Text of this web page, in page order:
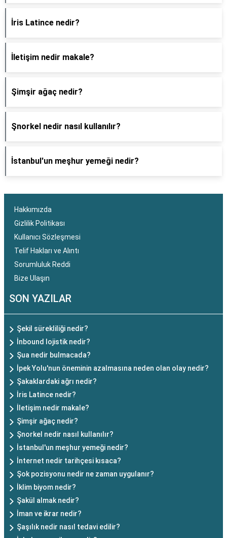
İris Latince nedir?
İletişim nedir makale?
Şimşir ağaç nedir?
Şnorkel nedir nasıl kullanılır?
İstanbul'un meşhur yemeği nedir?
Hakkımızda
Gizlilik Politikası
Kullanıcı Sözleşmesi
Telif Hakları ve Alıntı
Sorumluluk Reddi
Bize Ulaşın
SON YAZILAR
Şekil sürekliliği nedir?
İnbound lojistik nedir?
Şua nedir bulmacada?
İpek Yolu'nun öneminin azalmasına neden olan olay nedir?
Şakaklardaki ağrı nedir?
İris Latince nedir?
İletişim nedir makale?
Şimşir ağaç nedir?
Şnorkel nedir nasıl kullanılır?
İstanbul'un meşhur yemeği nedir?
İnternet nedir tarihçesi kısaca?
Şok pozisyonu nedir ne zaman uygulanır?
İklim biyom nedir?
Şakül almak nedir?
İman ve ikrar nedir?
Şaşılık nedir nasıl tedavi edilir?